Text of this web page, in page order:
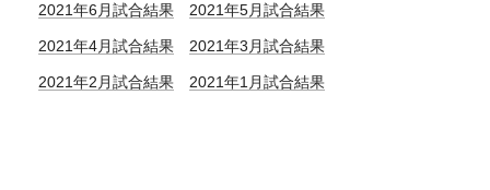
2021年6月試合結果 2021年5月試合結果
2021年4月試合結果 2021年3月試合結果
2021年2月試合結果 2021年1月試合結果